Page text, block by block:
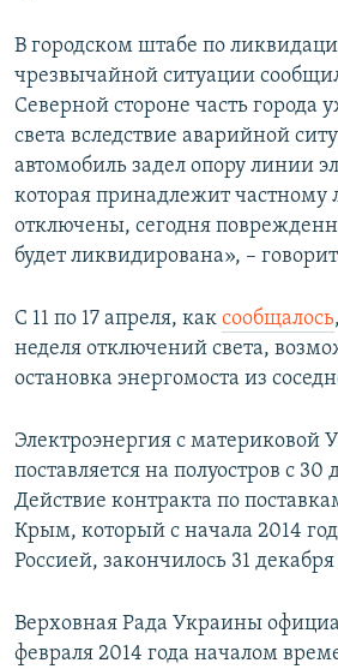
В городском штабе по
чрезвычайной ситуации
Северной стороне часть города
света вследствие аварийной
автомобиль задел опору линии
которая принадлежит частному
отключены, сегодня
будет ликвидирована», –
С 11 по 17 апреля, как сообщалось
неделя отключений света,
остановка энергомоста из
Электроэнергия с материковой
поставляется на полуостров с 30
Действие контракта по
Крым, который с начала 2014
Россией, закончилось 31 декабря
Верховная Рада Украины
февраля 2014 года началом